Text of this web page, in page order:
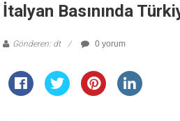
İtalyan Basınında
Gönderen: dt 0 yorum